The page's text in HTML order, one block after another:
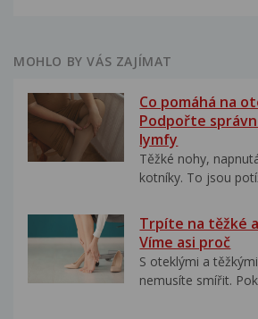
MOHLO BY VÁS ZAJÍMAT
Co pomáhá na
Podpořte
lymfy
Těžké nohy,
kotníky. To jsou
Trpíte na těžké
Víme asi proč
S oteklými a
nemusíte smířit.